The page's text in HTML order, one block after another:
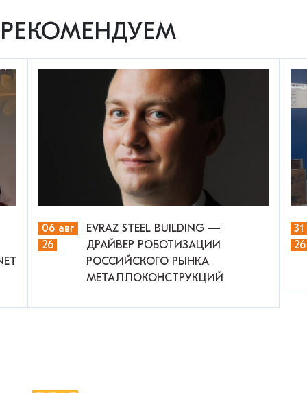
РЕКОМЕНДУЕМ
06 авг
26
EVRAZ STEEL BUILDING —
ДРАЙВЕР РОБОТИЗАЦИИ
РОССИЙСКОГО РЫНКА
МЕТАЛЛОКОНСТРУКЦИЙ
26